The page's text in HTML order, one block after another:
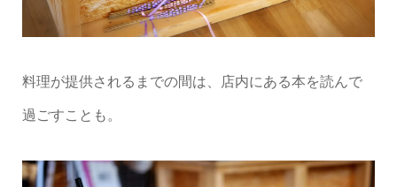
料理が提供されるまでの間は、店内にある本を読んで
過ごすことも。